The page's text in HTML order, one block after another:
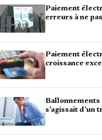
Paiement
erreurs à ne
Paiement
croissance
Ballonnements
s’agissait d’un